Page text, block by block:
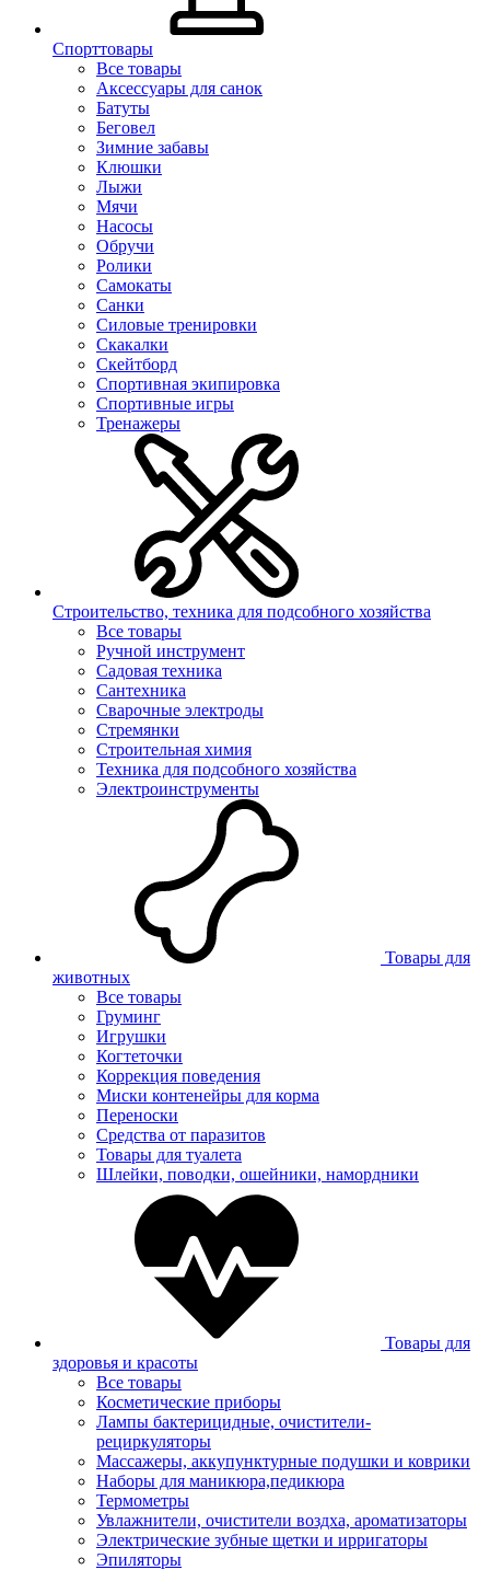
Спорттовары
Все товары
Аксессуары для санок
Батуты
Беговел
Зимние забавы
Клюшки
Лыжи
Мячи
Насосы
Обручи
Ролики
Самокаты
Санки
Силовые тренировки
Скакалки
Скейтборд
Спортивная экипировка
Спортивные игры
Тренажеры
Строительство, техника для подсобного хозяйства
Все товары
Ручной инструмент
Садовая техника
Сантехника
Сварочные электроды
Стремянки
Строительная химия
Техника для подсобного хозяйства
Электроинструменты
Товары для
животных
Все товары
Груминг
Игрушки
Когтеточки
Коррекция поведения
Миски контенейры для корма
Переноски
Средства от паразитов
Товары для туалета
Шлейки, поводки, ошейники, намордники
Товары для
здоровья и красоты
Все товары
Косметические приборы
Лампы бактерицидные, очистители-
рециркуляторы
Массажеры, аккупунктурные подушки и коврики
Наборы для маникюра,педикюра
Термометры
Увлажнители, очистители воздха, ароматизаторы
Электрические зубные щетки и ирригаторы
Эпиляторы